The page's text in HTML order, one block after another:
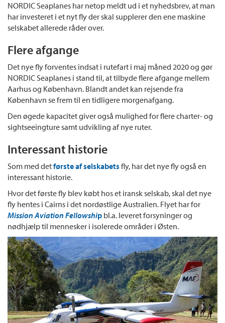
NORDIC Seaplanes har netop meldt ud i et nyhedsbrev, at man
har investeret i et nyt fly der skal supplerer den ene maskine
selskabet allerede råder over.
Flere afgange
Det nye fly forventes indsat i rutefart i maj måned 2020 og gør
NORDIC Seaplanes i stand til, at tilbyde flere afgange mellem
Aarhus og København. Blandt andet kan rejsende fra
København se frem til en tidligere morgenafgang.
Den øgede kapacitet giver også mulighed for flere charter- og
sightseeingture samt udvikling af nye ruter.
Interessant historie
Som med detførste af selskabets fly, har det nye fly også en
interessant historie.
Hvor det første fly blev købt hos et iransk selskab, skal det nye
fly hentes i Cairns i det nordøstlige Australien. Flyet har for
Mission Aviation Fellowship bl.a. leveret forsyninger og
nødhjælp til mennesker i isolerede områder i Østen.